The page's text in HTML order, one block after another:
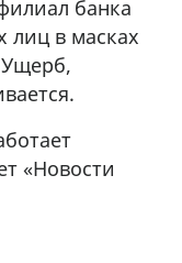
банка
лиц в масках
«Новости